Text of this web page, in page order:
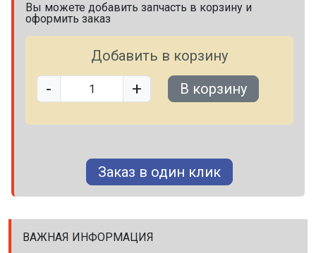
Вы можете добавить запчасть в корзину и
оформить заказ
Добавить в корзину
- + В корзину
Заказ в один клик
ВАЖНАЯ ИНФОРМАЦИЯ